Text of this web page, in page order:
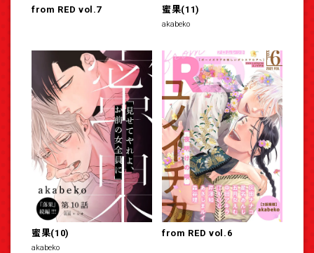
from RED vol.7 蜜果(11)
akabeko
蜜果(10)
akabeko
from RED vol.6